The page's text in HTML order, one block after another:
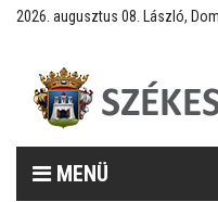
2026. augusztus 08. László,
MENÜ